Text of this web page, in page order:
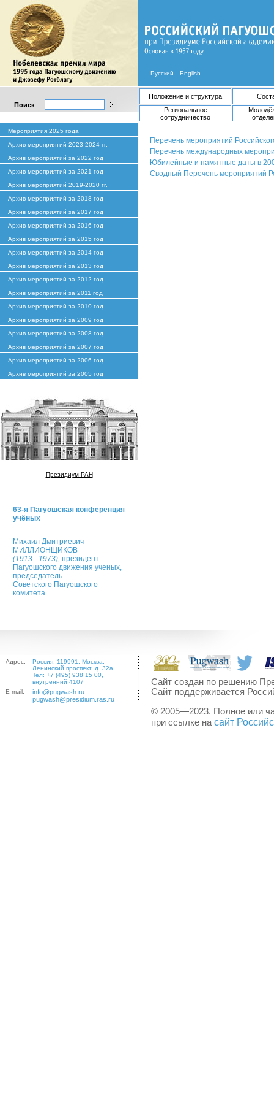
Русский English
Поиск
Положение и структура
Региональное
сотрудничество
Мероприятия 2025 года
Архив мероприятий 2023-2024 гг.
Архив мероприятий за 2022 год
Архив мероприятий за 2021 год
Архив мероприятий 2019-2020 гг.
Архив мероприятий за 2018 год
Архив мероприятий за 2017 год
Архив мероприятий за 2016 год
Архив мероприятий за 2015 год
Архив мероприятий за 2014 год
Архив мероприятий за 2013 год
Архив мероприятий за 2012 год
Архив мероприятий за 2011 год
Архив мероприятий за 2010 год
Архив мероприятий за 2009 год
Архив мероприятий за 2008 год
Архив мероприятий за 2007 год
Архив мероприятий за 2006 год
Архив мероприятий за 2005 год
Президиум РАН
63-я Пагуошская конференция
учёных
Михаил Дмитриевич
МИЛЛИОНЩИКОВ
(1913 - 1973), президент
Пагуошского движения ученых,
председатель
Советского Пагуошского
комитета
Перечень мероприятий
Перечень международных
Юбилейные и памятные даты в
Сводный Перечень мероприятий
Адрес:
Россия, 119991, Москва,
Ленинский проспект, д. 32а,
Тел: +7 (495) 938 15 00,
внутренний 4107
E-mail:
info@pugwash.ru
pugwash@presidium.ras.ru
Сайт создан по решению
Сайт поддерживается
© 2005—2023. Полное или
при ссылке на сайт